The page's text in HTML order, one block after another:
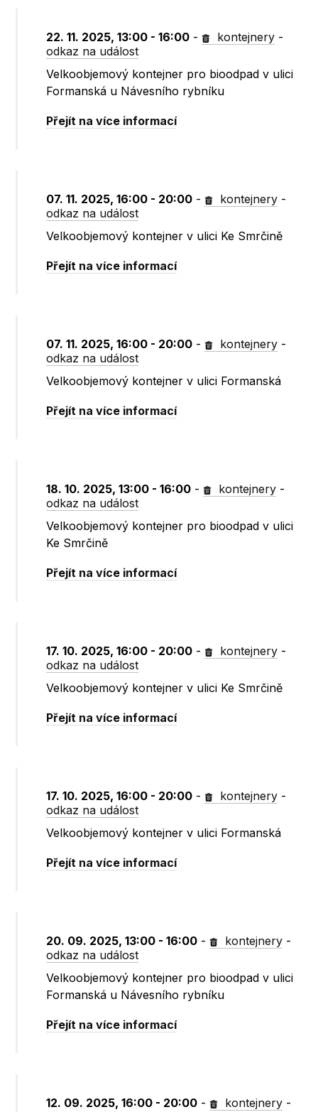
22. 11. 2025, 13:00 - 16:00 - kontejnery -
odkaz na událost
Velkoobjemový kontejner pro bioodpad v ulici
Formanská u Návesního rybníku
Přejít na více informací
07. 11. 2025, 16:00 - 20:00 - kontejnery -
odkaz na událost
Velkoobjemový kontejner v ulici Ke Smrčině
Přejít na více informací
07. 11. 2025, 16:00 - 20:00 - kontejnery -
odkaz na událost
Velkoobjemový kontejner v ulici Formanská
Přejít na více informací
18. 10. 2025, 13:00 - 16:00 - kontejnery -
odkaz na událost
Velkoobjemový kontejner pro bioodpad v ulici
Ke Smrčině
Přejít na více informací
17. 10. 2025, 16:00 - 20:00 - kontejnery -
odkaz na událost
Velkoobjemový kontejner v ulici Ke Smrčině
Přejít na více informací
17. 10. 2025, 16:00 - 20:00 - kontejnery -
odkaz na událost
Velkoobjemový kontejner v ulici Formanská
Přejít na více informací
20. 09. 2025, 13:00 - 16:00 - kontejnery -
odkaz na událost
Velkoobjemový kontejner pro bioodpad v ulici
Formanská u Návesního rybníku
Přejít na více informací
12. 09. 2025, 16:00 - 20:00 - kontejnery -